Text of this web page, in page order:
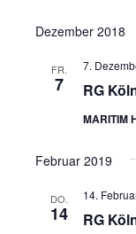
Dezember 2018
FR.
7 RG
7.
MARITIM
Februar 2019
DO.
14
RG
14.